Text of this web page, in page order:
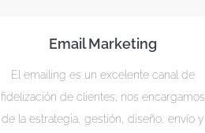
Email Marketing
El emailing es un excelente canal de
fidelización de clientes; nos encargamos
de la estrategia, gestión, diseño, envío y